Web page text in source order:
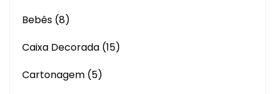
Bebês (8)
Caixa Decorada (15)
Cartonagem (5)